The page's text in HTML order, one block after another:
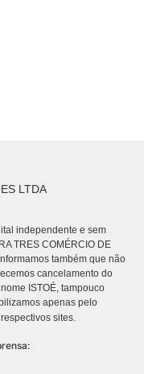
LTDA
independente e sem
TRES COMÉRCIO DE
também que não
cancelamento do
ISTOÉ, tampouco
apenas pelo
respectivos sites.